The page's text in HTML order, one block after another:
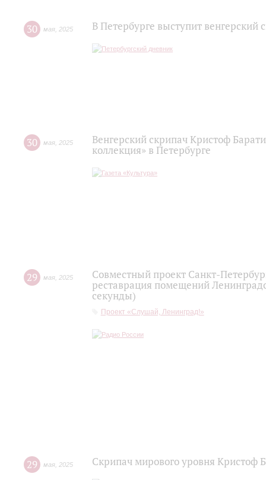
30 мая 2025 В Петербурге выступит венгерский
30 мая 2025
Венгерский скрипач Кристоф
коллекция» в Петербурге
29 мая 2025
Совместный проект Санкт-
реставрация помещений
секунды)
Проект «Слушай, Ленинград!»
29 мая 2025 Скрипач мирового уровня Кристоф